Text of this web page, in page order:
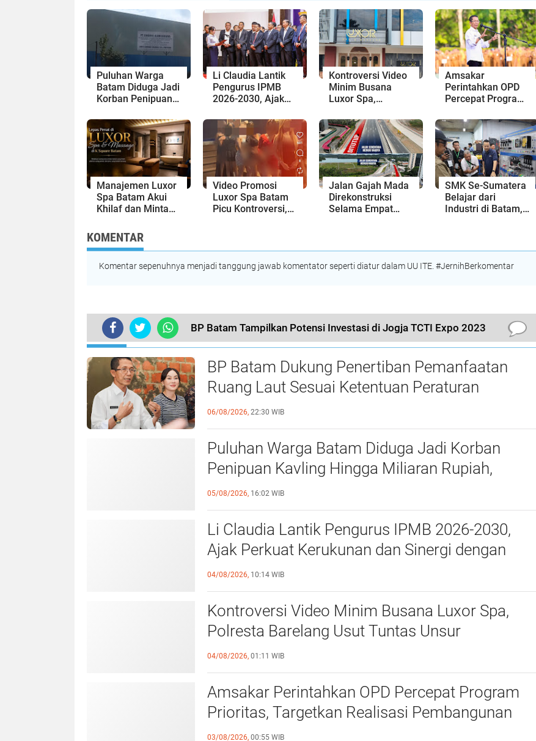
Puluhan Warga
Batam Diduga Jadi
Korban Penipuan
Miliaran Rupiah,
Laporan ke Polda
Kepri Jalan di
Tempat?
Li Claudia Lantik
Pengurus IPMB
2026-2030, Ajak
dan Sinergi
dengan Pemko
Batam
Kontroversi Video
Minim Busana
Luxor Spa,
Usut Tuntas Unsur
Pelanggaran
Hukum
Amsakar
Perintahkan OPD
Percepat Program
Targetkan
Realisasi
Pembangunan
Lampaui 50
Persen
Manajemen Luxor
Spa Batam Akui
Khilaf dan Minta
Langsung Di-
Takedown
Video Promosi
Luxor Spa Batam
Picu Kontroversi,
Jalan Gajah Mada
Direkonstruksi
Selama Empat
SMK Se-Sumatera
Belajar dari
Industri di Batam,
KOMENTAR
Komentar sepenuhnya menjadi tanggung jawab komentator seperti diatur dalam UU ITE. #JernihBerkomentar
BP Batam Tampilkan Potensi Investasi di Jogja TCTI Expo 2023
TERKINI
BP Batam Dukung Penertiban Pemanfaatan
Ruang Laut Sesuai Ketentuan Peraturan
Perundang-undangan
06/08/2026, 22:30 WIB
Puluhan Warga Batam Diduga Jadi Korban
Penipuan Kavling Hingga Miliaran Rupiah,
Laporan ke Polda Kepri Jalan di Tempat?
05/08/2026, 16:02 WIB
Li Claudia Lantik Pengurus IPMB 2026-2030,
Ajak Perkuat Kerukunan dan Sinergi dengan
Pemko Batam
04/08/2026, 10:14 WIB
Kontroversi Video Minim Busana Luxor Spa,
Polresta Barelang Usut Tuntas Unsur
Pelanggaran Hukum
04/08/2026, 01:11 WIB
Amsakar Perintahkan OPD Percepat Program
Prioritas, Targetkan Realisasi Pembangunan
Lampaui 50 Persen
03/08/2026, 00:55 WIB